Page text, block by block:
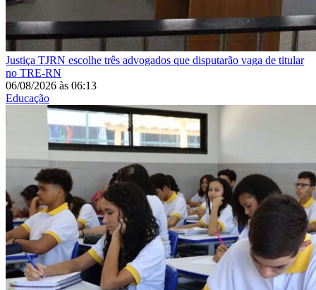
Justiça TJRN escolhe três advogados que disputarão vaga de titular
no TRE-RN
06/08/2026 às 06:13
Educação